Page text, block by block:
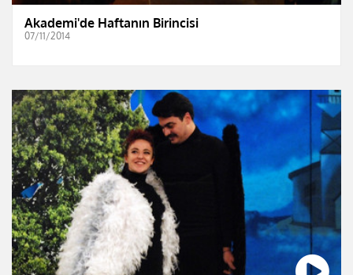
Akademi'de Haftanın Birincisi
07/11/2014